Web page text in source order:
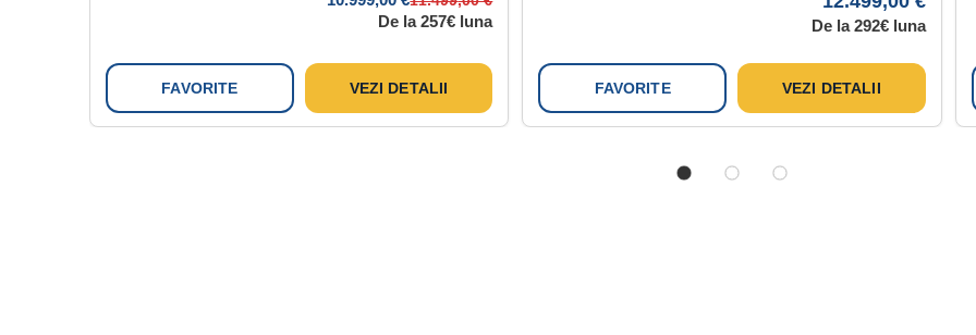
De la 257€ luna
FAVORITE VEZI DETALII
De la 292€ luna
FAVORITE VEZI DETALII